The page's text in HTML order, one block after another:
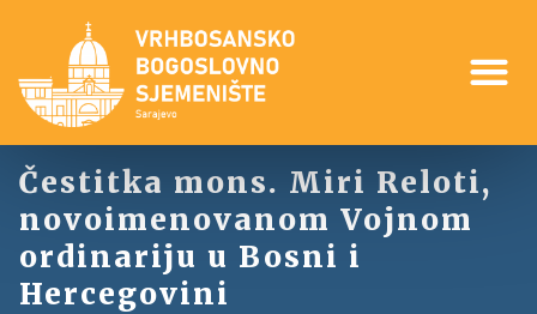
Čestitka mons. Miri Reloti,
novoimenovanom Vojnom
ordinariju u Bosni i
Hercegovini